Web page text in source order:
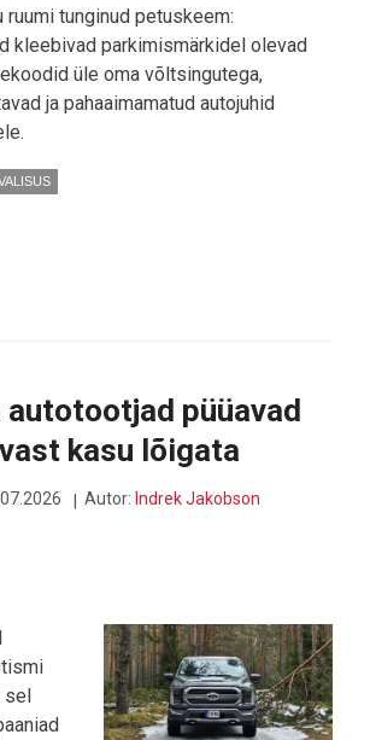
ruumi tunginud petuskeem:
kleebivad parkimismärkidel olevad
üle oma võltsingutega,
ja pahaaimamatud autojuhid
autotootjad püüavad
kasu lõigata
Autor: Indrek Jakobson
sel